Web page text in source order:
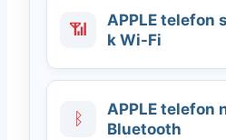
📶
APPLE telefon
k Wi-Fi
ᛒ
APPLE telefon
Bluetooth